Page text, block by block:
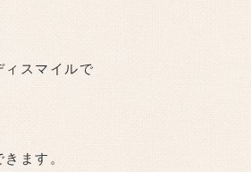
スマイルで
ます。